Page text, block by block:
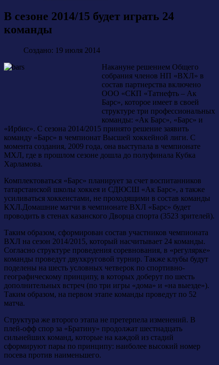
В сезоне 2014/15 будет играть 24
команды
Создано: 19 июля 2014
Накануне решением Общего
собрания членов НП «ВХЛ» в
состав партнерства включено
ООО «СКП «Татнефть – Ак
Барс», которое имеет в своей
структуре три профессиональных
команды: «Ак Барс», «Барс» и
«Ирбис». С сезона 2014/2015 принято решение заявить
команду «Барс» в чемпионат Высшей хоккейной лиги. С
момента создания, 2009 года, она выступала в чемпионате
МХЛ, где в прошлом сезоне дошла до полуфинала Кубка
Харламова.
Комплектоваться «Барс» планирует за счет воспитанников
татарстанской школы хоккея и СДЮСШ «Ак Барс», а также
усиливаться хоккеистами, не проходящими в состав команды
КХЛ.Домашние матчи в чемпионате ВХЛ «Барс» будет
проводить в стенах казанского Дворца спорта (3523 зрителей).
Таким образом, сформирован состав участников чемпионата
ВХЛ на сезон 2014/2015, который насчитывает 24 команды.
Согласно структуре проведения соревнования, в «регулярке»
команды проведут двухкруговой турнир. Также клубы будут
поделены на шесть условных четверок по спортивно-
географическому принципу, в которых доберут по шесть
дополнительных встреч (по три игры «дома» и «на выезде»).
Таким образом, на первом этапе команды проведут по 52
матча.
Структура же второго этапа не претерпела изменений. В
плей-офф спор за «Братину» продолжат шестнадцать
сильнейших команд, которые на каждой из стадий
сформируют пары по принципу: наиболее высокий номер
посева против наименьшего.